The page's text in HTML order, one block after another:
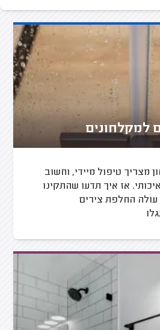
למקלחונים
מצריך טיפול מיידי, וחשוב
אז איך תדעו שהתקינו
עולה החלפת צירים